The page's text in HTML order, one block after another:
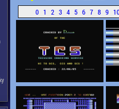
0 1 2 3 4 5 6 7 8 9